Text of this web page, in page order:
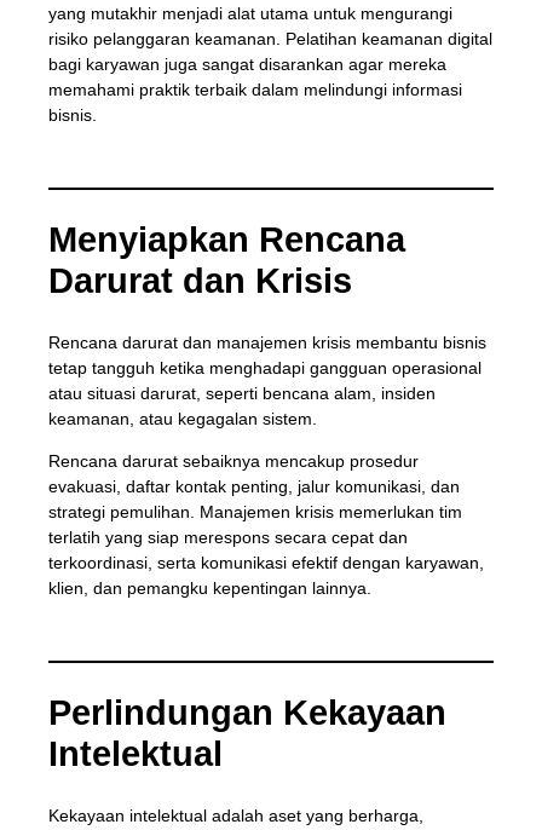
yang mutakhir menjadi alat utama untuk mengurangi
risiko pelanggaran keamanan. Pelatihan keamanan digital
bagi karyawan juga sangat disarankan agar mereka
memahami praktik terbaik dalam melindungi informasi
bisnis.
Menyiapkan Rencana
Darurat dan Krisis
Rencana darurat dan manajemen krisis membantu bisnis
tetap tangguh ketika menghadapi gangguan operasional
atau situasi darurat, seperti bencana alam, insiden
keamanan, atau kegagalan sistem.
Rencana darurat sebaiknya mencakup prosedur
evakuasi, daftar kontak penting, jalur komunikasi, dan
strategi pemulihan. Manajemen krisis memerlukan tim
terlatih yang siap merespons secara cepat dan
terkoordinasi, serta komunikasi efektif dengan karyawan,
klien, dan pemangku kepentingan lainnya.
Perlindungan Kekayaan
Intelektual
Kekayaan intelektual adalah aset yang berharga,